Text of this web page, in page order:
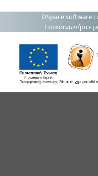
DSpace software
Επικοινωνήστε